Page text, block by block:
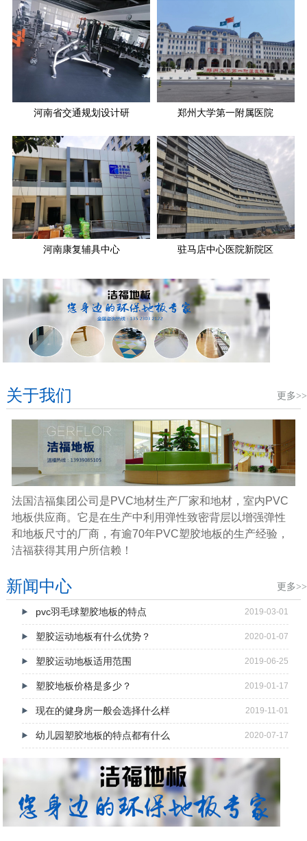
河南省交通规划设计研 郑州大学第一附属医院
河南康复辅具中心 驻马店中心医院新院区
关于我们 更多>>
法国洁福集团公司是PVC地材生产厂家和地材，室内PVC
地板供应商。它是在生产中利用弹性致密背层以增强弹性
和地板尺寸的厂商，有逾70年PVC塑胶地板的生产经验，
洁福获得其用户所信赖！
新闻中心 更多>>
pvc羽毛球塑胶地板的特点 2019-03-01
塑胶运动地板有什么优势？ 2020-01-07
塑胶运动地板适用范围 2019-06-25
塑胶地板价格是多少？ 2019-01-17
现在的健身房一般会选择什么样 2019-11-01
幼儿园塑胶地板的特点都有什么 2020-07-17